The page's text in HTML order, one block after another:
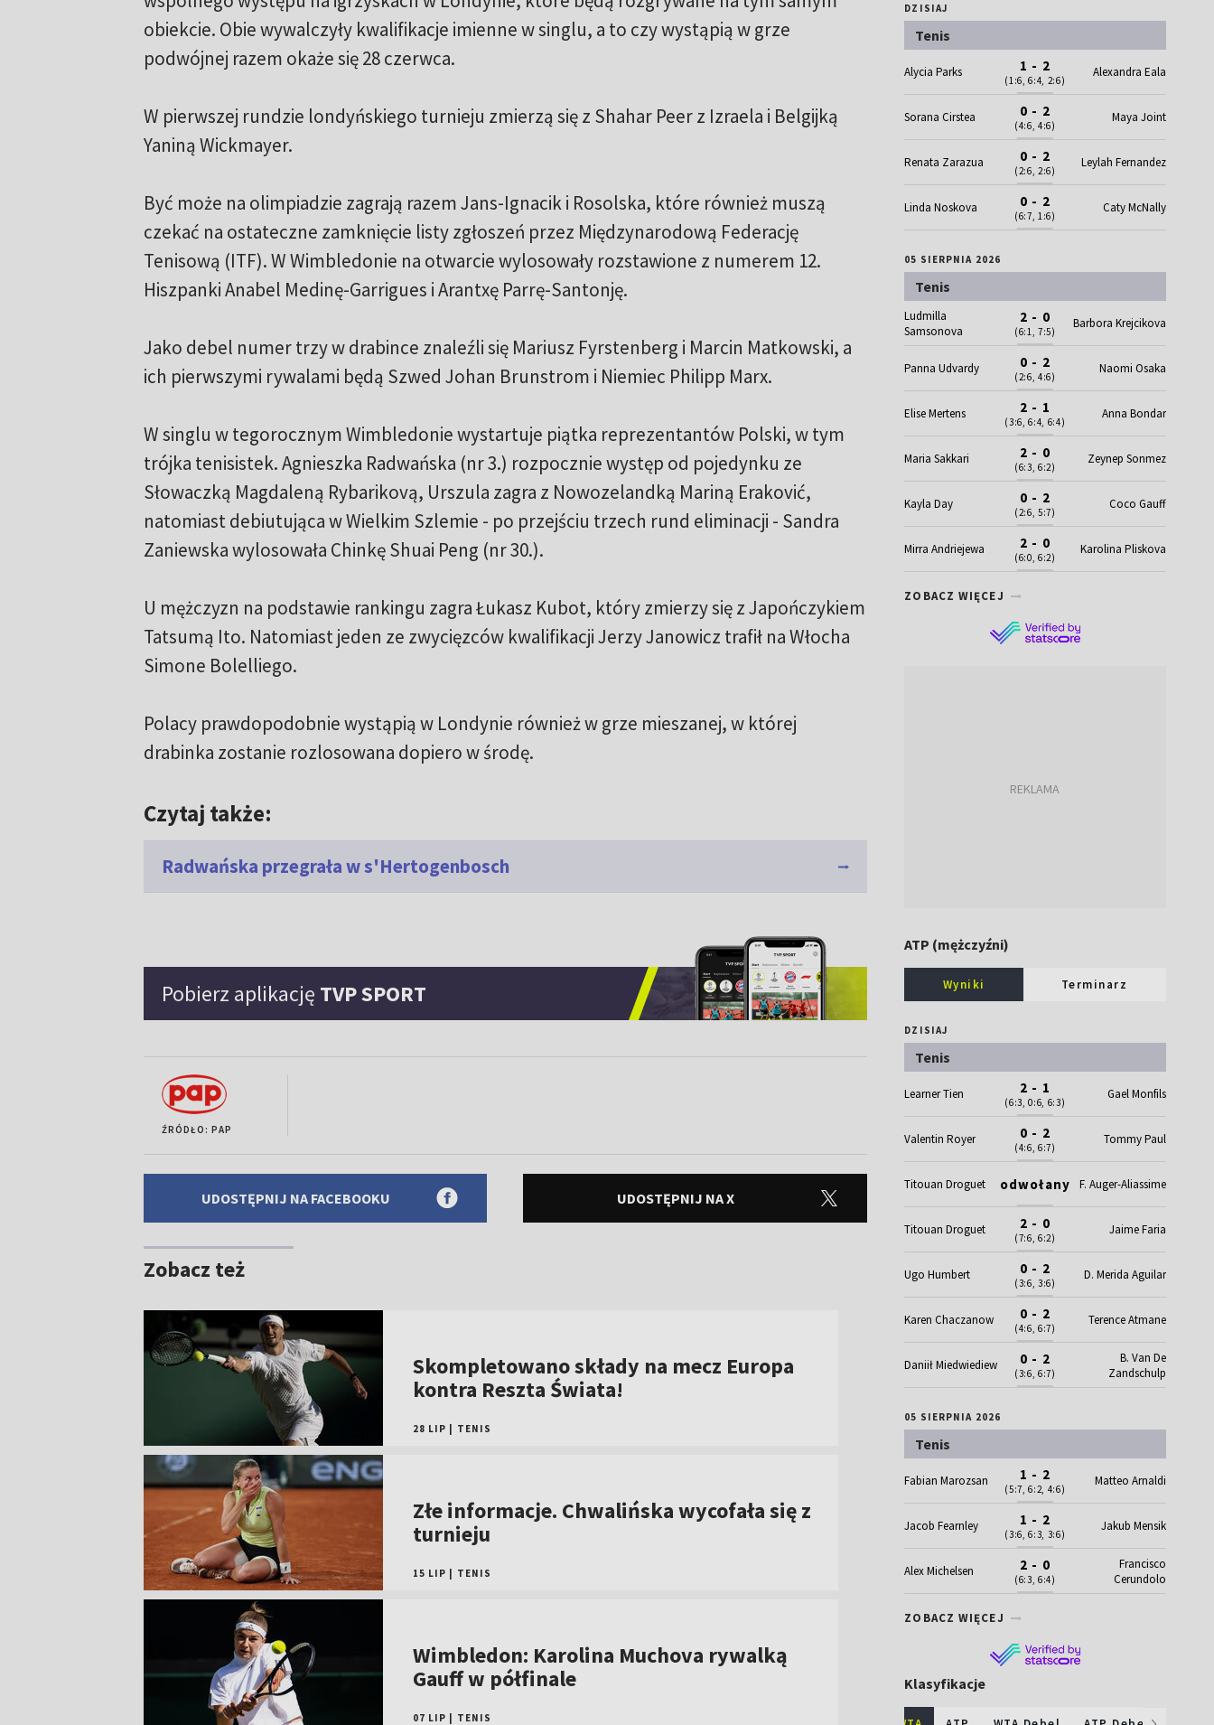
obiekcie. Obie wywalczyły kwalifikacje imienne w singlu, a to czy wystąpią w grze
podwójnej razem okaże się 28 czerwca.
W pierwszej rundzie londyńskiego turnieju zmierzą się z Shahar Peer z Izraela i Belgijką
Yaniną Wickmayer.
Być może na olimpiadzie zagrają razem Jans-Ignacik i Rosolska, które również muszą
czekać na ostateczne zamknięcie listy zgłoszeń przez Międzynarodową Federację
Tenisową (ITF). W Wimbledonie na otwarcie wylosowały rozstawione z numerem 12.
Hiszpanki Anabel Medinę-Garrigues i Arantxę Parrę-Santonję.
Jako debel numer trzy w drabince znaleźli się Mariusz Fyrstenberg i Marcin Matkowski, a
ich pierwszymi rywalami będą Szwed Johan Brunstrom i Niemiec Philipp Marx.
W singlu w tegorocznym Wimbledonie wystartuje piątka reprezentantów Polski, w tym
trójka tenisistek. Agnieszka Radwańska (nr 3.) rozpocznie występ od pojedynku ze
Słowaczką Magdaleną Rybarikovą, Urszula zagra z Nowozelandką Mariną Eraković,
natomiast debiutująca w Wielkim Szlemie - po przejściu trzech rund eliminacji - Sandra
Zaniewska wylosowała Chinkę Shuai Peng (nr 30.).
U mężczyzn na podstawie rankingu zagra Łukasz Kubot, który zmierzy się z Japończykiem
Tatsumą Ito. Natomiast jeden ze zwycięzców kwalifikacji Jerzy Janowicz trafił na Włocha
Simone Bolelliego.
Polacy prawdopodobnie wystąpią w Londynie również w grze mieszanej, w której
drabinka zostanie rozlosowana dopiero w środę.
Czytaj także:
Radwańska przegrała w s'Hertogenbosch
Pobierz aplikację TVP SPORT
ŹRÓDŁO: PAP
UDOSTĘPNIJ NA FACEBOOKU UDOSTĘPNIJ NA X
Zobacz też
Skompletowano składy na mecz Europa
kontra Reszta Świata!
28 LIP TENIS
Złe informacje. Chwalińska wycofała się z
turnieju
15 LIP TENIS
Wimbledon: Karolina Muchova rywalką
Gauff w półfinale
07 LIP TENIS
DZISIAJ
Tenis
Alycia Parks 1 - 2
(1:6, 6:4, 2:6)
Alexandra Eala
Sorana Cirstea 0 - 2
(4:6, 4:6)
Maya Joint
Renata Zarazua 0 - 2
(2:6, 2:6)
Leylah Fernandez
Linda Noskova 0 - 2
(6:7, 1:6)
Caty McNally
05 SIERPNIA 2026
Tenis
Ludmilla
Samsonova
2 - 0
(6:1, 7:5)
Barbora Krejcikova
Panna Udvardy 0 - 2
(2:6, 4:6)
Naomi Osaka
Elise Mertens 2 - 1
(3:6, 6:4, 6:4)
Anna Bondar
Maria Sakkari 2 - 0
(6:3, 6:2)
Zeynep Sonmez
Kayla Day 0 - 2
(2:6, 5:7)
Coco Gauff
Mirra Andriejewa 2 - 0
(6:0, 6:2)
Karolina Pliskova
ZOBACZ WIĘCEJ
ATP (mężczyźni)
Wyniki Terminarz
DZISIAJ
Tenis
Learner Tien 2 - 1
(6:3, 0:6, 6:3)
Gael Monfils
Valentin Royer 0 - 2
(4:6, 6:7)
Tommy Paul
Titouan Droguet odwołany F. Auger-Aliassime
Titouan Droguet 2 - 0
(7:6, 6:2)
Jaime Faria
Ugo Humbert 0 - 2
(3:6, 3:6)
D. Merida Aguilar
Karen Chaczanow 0 - 2
(4:6, 6:7)
Terence Atmane
Daniił Miedwiediew 0 - 2
(3:6, 6:7)
B. Van De
Zandschulp
05 SIERPNIA 2026
Tenis
Fabian Marozsan 1 - 2
(5:7, 6:2, 4:6)
Matteo Arnaldi
Jacob Fearnley 1 - 2
(3:6, 6:3, 3:6)
Jakub Mensik
Alex Michelsen 2 - 0
(6:3, 6:4)
Francisco
Cerundolo
ZOBACZ WIĘCEJ
Klasyfikacje